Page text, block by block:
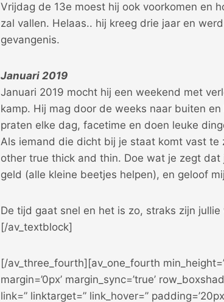
Vrijdag de 13e moest hij ook voorkomen en
zal vallen. Helaas.. hij kreeg drie jaar en
gevangenis.
Januari 2019
Januari 2019 mocht hij een weekend met
kamp. Hij mag door de weeks naar buiten
praten elke dag, facetime en doen leuke
Als iemand die dicht bij je staat komt vast te
other true thick and thin. Doe wat je zegt
geld (alle kleine beetjes helpen), en geloof
De tijd gaat snel en het is zo, straks zijn
[/av_textblock]
[/av_three_fourth][av_one_fourth
margin=’0px’ margin_sync=’true’
link=” linktarget=” link_hover=”